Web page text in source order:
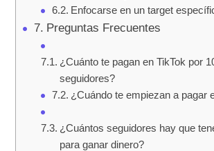
Enfocarse en un target
Preguntas Frecuentes
¿Cuánto te pagan en TikTok por
seguidores?
¿Cuándo te empiezan a pagar
¿Cuántos seguidores hay que
para ganar dinero?